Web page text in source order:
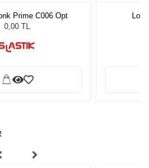
Prime C006 Opt
0,00 TL
Lool